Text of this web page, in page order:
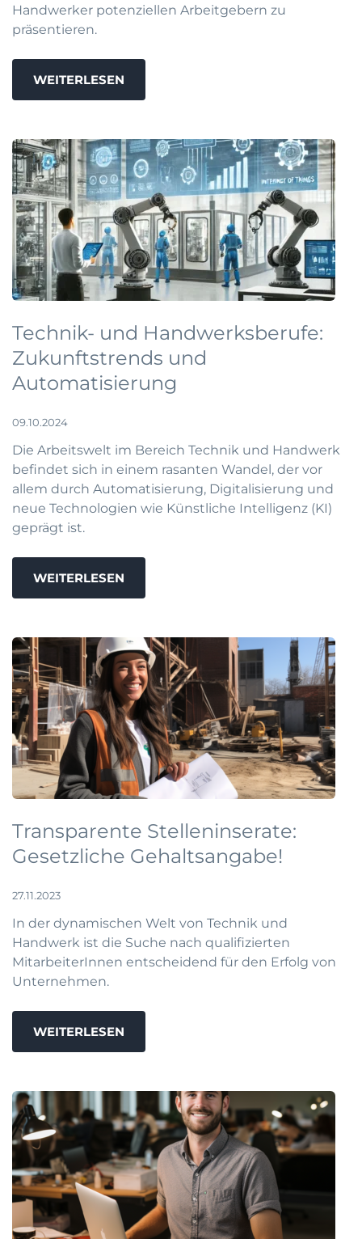
Handwerker potenziellen Arbeitgebern zu
präsentieren.
WEITERLESEN
Technik- und Handwerksberufe:
Zukunftstrends und
Automatisierung
09.10.2024
Die Arbeitswelt im Bereich Technik und Handwerk
befindet sich in einem rasanten Wandel, der vor
allem durch Automatisierung, Digitalisierung und
neue Technologien wie Künstliche Intelligenz (KI)
geprägt ist.
WEITERLESEN
Transparente Stelleninserate:
Gesetzliche Gehaltsangabe!
27.11.2023
In der dynamischen Welt von Technik und
Handwerk ist die Suche nach qualifizierten
MitarbeiterInnen entscheidend für den Erfolg von
Unternehmen.
WEITERLESEN